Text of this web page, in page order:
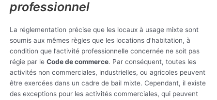
professionnel
La réglementation précise que les locaux à usage mixte sont
soumis aux mêmes règles que les locations d’habitation, à
condition que l’activité professionnelle concernée ne soit pas
régie par le Code de commerce. Par conséquent, toutes les
activités non commerciales, industrielles, ou agricoles peuvent
être exercées dans un cadre de bail mixte. Cependant, il existe
des exceptions pour les activités commerciales, qui peuvent